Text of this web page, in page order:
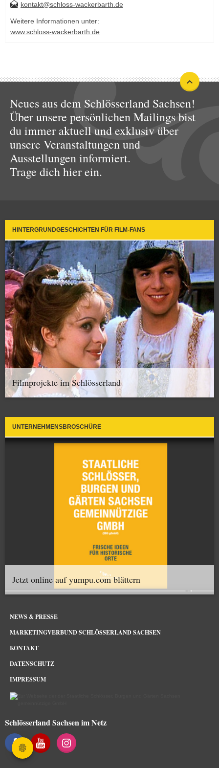
kontakt@schloss-wackerbarth.de
Weitere Informationen unter:
www.schloss-wackerbarth.de
Neues aus dem Schlösserland Sachsen!
Über unsere persönlichen Mailings bist
du immer aktuell und exklusiv über
unsere Veranstaltungen und
Ausstellungen informiert.
Trage dich hier ein.
HINTERGRUNDGESCHICHTEN FÜR FILM-FANS
Filmprojekte im Schlösserland
UNTERNEHMENSBROSCHÜRE
Jetzt online auf yumpu.com blättern
NEWS & PRESSE
MARKETINGVERBUND SCHLÖSSERLAND SACHSEN
KONTAKT
DATENSCHUTZ
IMPRESSUM
Schlösserland Sachsen im Netz